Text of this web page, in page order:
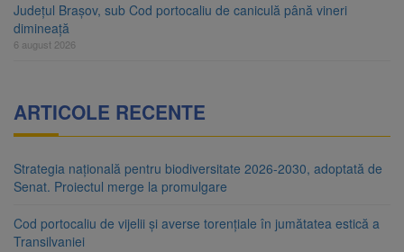
Județul Brașov, sub Cod portocaliu de caniculă până vineri
dimineață
6 august 2026
ARTICOLE RECENTE
Strategia națională pentru biodiversitate 2026-2030, adoptată de
Senat. Proiectul merge la promulgare
Cod portocaliu de vijelii și averse torențiale în jumătatea estică a
Transilvaniei